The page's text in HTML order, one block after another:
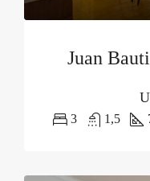
Juan
3 1,5